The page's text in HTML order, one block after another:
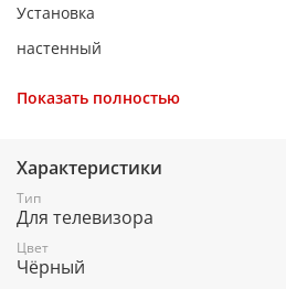
Установка
настенный
2.2 см
Поддержка крепления VESA 200×200
есть
Показать полностью
Характеристики
Тип
Для телевизора
Цвет
Чёрный